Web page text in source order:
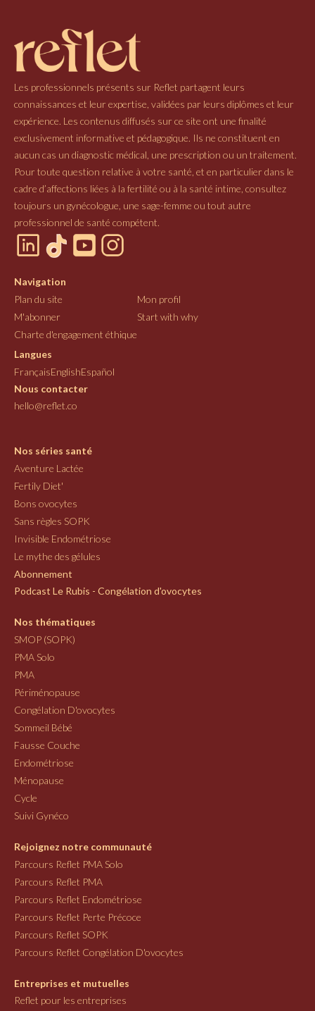
Les professionnels présents sur Reflet partagent leurs
connaissances et leur expertise, validées par leurs diplômes et leur
expérience. Les contenus diffusés sur ce site ont une finalité
exclusivement informative et pédagogique. Ils ne constituent en
aucun cas un diagnostic médical, une prescription ou un traitement.
Pour toute question relative à votre santé, et en particulier dans le
cadre d’affections liées à la fertilité ou à la santé intime, consultez
toujours un gynécologue, une sage-femme ou tout autre
professionnel de santé compétent.
Navigation
Plan du site
Mon profil
M'abonner
Start with why
Charte d'engagement éthique
Langues
FrançaisEnglishEspañol
Nous contacter
hello@reflet.co
Nos séries santé
Aventure Lactée
Fertily Diet'
Bons ovocytes
Sans règles SOPK
Invisible Endométriose
Le mythe des gélules
Abonnement
Podcast Le Rubis - Congélation d'ovocytes
Nos thématiques
SMOP (SOPK)
PMA Solo
PMA
Périménopause
Congélation D'ovocytes
Sommeil Bébé
Fausse Couche
Endométriose
Ménopause
Cycle
Suivi Gynéco
Rejoignez notre communauté
Parcours Reflet PMA Solo
Parcours Reflet PMA
Parcours Reflet Endométriose
Parcours Reflet Perte Précoce
Parcours Reflet SOPK
Parcours Reflet Congélation D'ovocytes
Entreprises et mutuelles
Reflet pour les entreprises